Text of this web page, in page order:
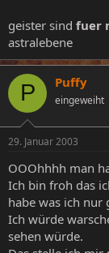
geister sind fuer
astralebene
P Puffy
eingeweiht
29. Januar 2003
OOOhhhh man
Ich bin froh das
habe was ich nur
Ich würde
sehen würde.